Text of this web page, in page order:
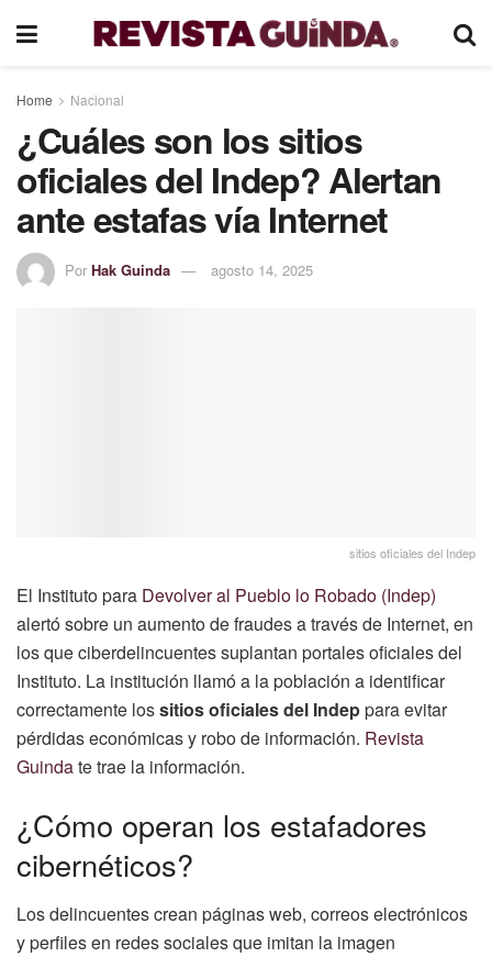
Home Nacional
¿Cuáles son los sitios
oficiales del Indep? Alertan
ante estafas vía Internet
Por Hak Guinda agosto 14, 2025
sitios oficiales del Indep
El Instituto para Devolver al Pueblo lo Robado (Indep)
alertó sobre un aumento de fraudes a través de Internet, en
los que ciberdelincuentes suplantan portales oficiales del
Instituto. La institución llamó a la población a identificar
correctamente lossitios oficiales del Indeppara evitar
pérdidas económicas y robo de información. Revista
Guindate trae la información.
¿Cómo operan los estafadores
cibernéticos?
Los delincuentes crean páginas web, correos electrónicos
y perfiles en redes sociales que imitan la imagen